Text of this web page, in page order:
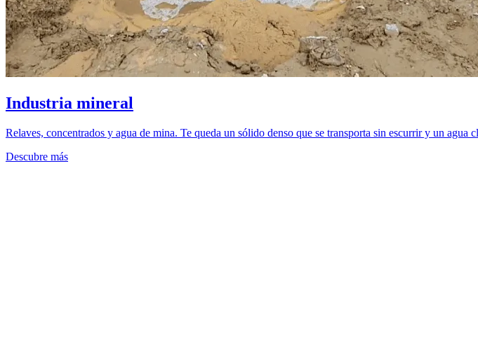
Industria mineral
Relaves, concentrados y agua de mina. Te queda un sólido denso que se transporta sin escurrir y un
Descubre más